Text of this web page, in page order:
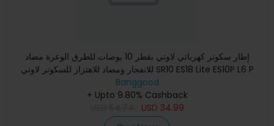
إطار سكوتر كهربائي لاوتي بقطر 10 بوصات للطرق الوعرة مضاد
للانفجار ومضاد للاهتزاز للسكوتر لاوتي SR10 ES18 Lite ES10P L6 P
Banggood
+ Upto 9.80% Cashback
USD 34.99